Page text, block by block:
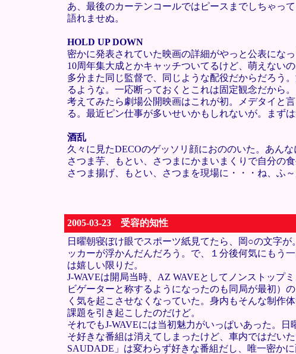
あ、最後のカーテンコールではピースまでしちゃっ
語れませぬ。
HOLD UP DOWN
密かに発表されていた映画の詳細がやっと公表になっ
10周年集大成とかキャッチついてるけど、萌えないの
多分また同じ監督で、同じような配役だからだろう
るような。一応断っておくとこれは固定観念だから。
考えてみたら劇場公開映画はこれが初。メデタイと
る。最近ピン仕事が多いせいかもしれないが。まずは
酒乱
久々に見たDECOのゲッソリ顔におののいた。あん
さつま芋、もとい、さつまにかまいまくりで自分の
さつま揚げ、もとい、さつまを現場に・・・ね、ふ～
2005-03-23 受容的知性
日曜朝寝ぼけ眼でスポーツ紙見てたら、岡○の文字
ッカーが浮かんだんだろう。で、１分後何気にもう
は嬉しい限りだ。
J-WAVEは開局当時、AZ WAVEとしてノンストップ
ビゲーターと称するようになったのも同局が最初）
く気を起こさせなくなっていた。身内もそんな制作
課題を引き起こしたのだけど。
それでもJ-WAVEには当初魅力がいっぱいあった。
そ好きな番組は消えてしまったけど、車内ではだい
SAUDADE」は変わらず好きな番組だし、唯一密か